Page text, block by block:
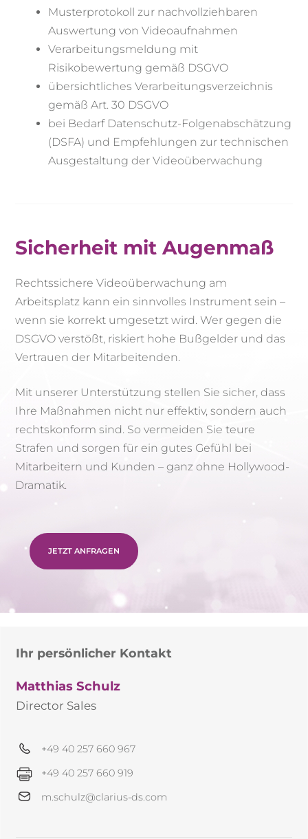
Musterprotokoll zur nachvollziehbaren
Auswertung von Videoaufnahmen
Verarbeitungsmeldung mit
Risikobewertung gemäß DSGVO
übersichtliches Verarbeitungsverzeichnis
gemäß Art. 30 DSGVO
bei Bedarf Datenschutz-Folgenabschätzung
(DSFA) und Empfehlungen zur technischen
Ausgestaltung der Videoüberwachung
Sicherheit mit Augenmaß
Rechtssichere Videoüberwachung am
Arbeitsplatz kann ein sinnvolles Instrument sein –
wenn sie korrekt umgesetzt wird. Wer gegen die
DSGVO verstößt, riskiert hohe Bußgelder und das
Vertrauen der Mitarbeitenden.
Mit unserer Unterstützung stellen Sie sicher, dass
Ihre Maßnahmen nicht nur effektiv, sondern auch
rechtskonform sind. So vermeiden Sie teure
Strafen und sorgen für ein gutes Gefühl bei
Mitarbeitern und Kunden – ganz ohne Hollywood-
Dramatik.
JETZT ANFRAGEN
Ihr persönlicher Kontakt
Matthias Schulz
Director Sales
+49 40 257 660 967
+49 40 257 660 919
m.schulz@clarius-ds.com